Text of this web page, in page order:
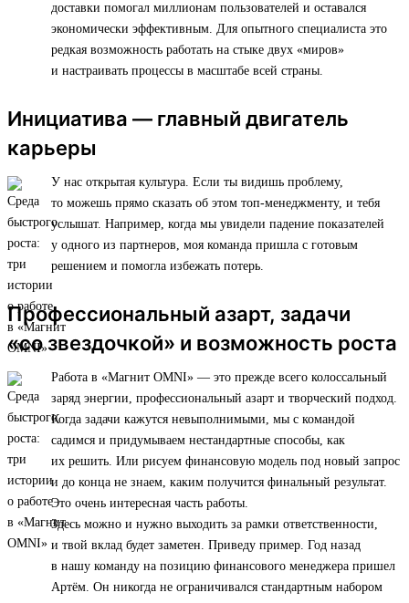
доставки помогал миллионам пользователей и оставался
экономически эффективным. Для опытного специалиста это
редкая возможность работать на стыке двух «миров»
и настраивать процессы в масштабе всей страны.
Инициатива — главный двигатель
карьеры
У нас открытая культура. Если ты видишь проблему,
то можешь прямо сказать об этом топ-менеджменту, и тебя
услышат. Например, когда мы увидели падение показателей
у одного из партнеров, моя команда пришла с готовым
решением и помогла избежать потерь.
Профессиональный азарт, задачи
«со звездочкой» и возможность роста
Работа в «Магнит OMNI» — это прежде всего колоссальный
заряд энергии, профессиональный азарт и творческий подход.
Когда задачи кажутся невыполнимыми, мы с командой
садимся и придумываем нестандартные способы, как
их решить. Или рисуем финансовую модель под новый запрос
и до конца не знаем, каким получится финальный результат.
Это очень интересная часть работы.
Здесь можно и нужно выходить за рамки ответственности,
и твой вклад будет заметен. Приведу пример. Год назад
в нашу команду на позицию финансового менеджера пришел
Артём. Он никогда не ограничивался стандартным набором